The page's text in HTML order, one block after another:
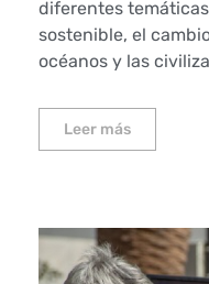
diferentes
sostenible, el
océanos y las
Leer más